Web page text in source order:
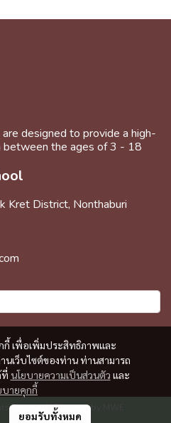
กี้ เพื่อเพิ่มประสิทธิภาพและ
นเว็บไซต์ของท่าน ท่านสามารถ
ที่ นโยบายความเป็นส่วนตัว และ
บายคุกกี้
ยอมรับทั้งหมด
designed to provide a high-
between the ages of 3 - 18
Kret District, Nonthaburi
Reserved | Powered by MWE